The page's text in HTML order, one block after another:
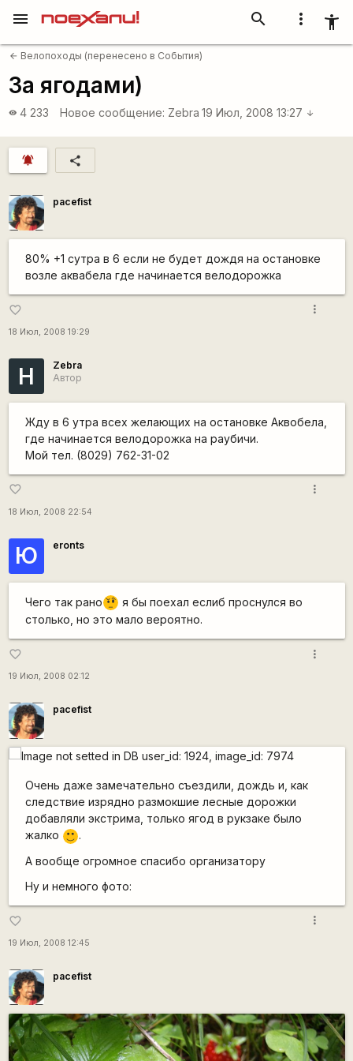
more_vert accessibility_new
search
menu
arrow_back Велопоходы (перенесено в События)
За ягодами)
visibility 4 233 Новое сообщение: Zebra 19 Июл, 2008 13:27 arrow_downward
notifications_active share
pacefist
80% +1 сутра в 6 если не будет дождя на остановке
возле аквабела где начинается велодорожка
favorite_border
18 Июл, 2008 19:29
more_vert
Н
Zebra
Автор
Жду в 6 утра всех желающих на остановке Аквобела,
где начинается велодорожка на раубичи.
Мой тел. (8029) 762-31-02
favorite_border
18 Июл, 2008 22:54
more_vert
Ю eronts
Чего так рано??? я бы поехал еслиб проснулся во
столько, но это мало вероятно.
favorite_border
19 Июл, 2008 02:12
more_vert
pacefist
Очень даже замечательно съездили, дождь и, как
следствие изрядно размокшие лесные дорожки
добавляли экстрима, только ягод в рукзаке было
жалко
:) .
А вообще огромное спасибо организатору
Ну и немного фото:
favorite_border
19 Июл, 2008 12:45
more_vert
pacefist